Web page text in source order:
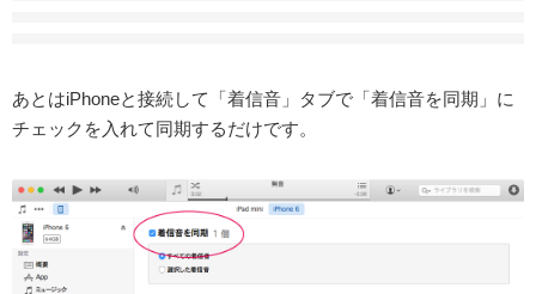
あとはiPhoneと接続して「着信音」タブで「着信音を同期」に
チェックを入れて同期するだけです。